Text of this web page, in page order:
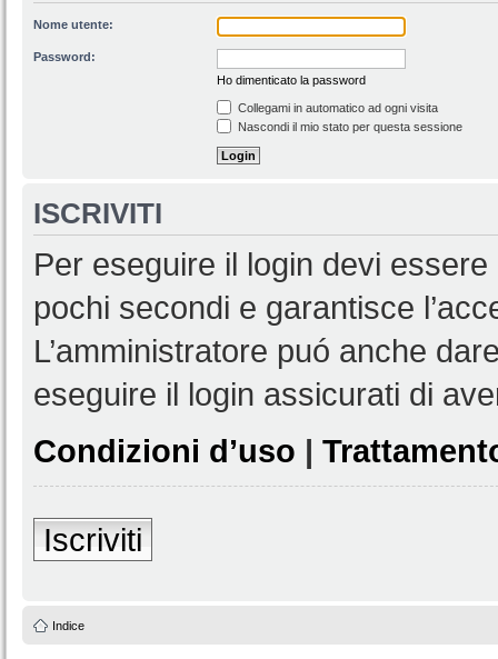
Nome utente:
Password:
Ho dimenticato la password
Collegami in automatico ad ogni visita
Nascondi il mio stato per questa sessione
ISCRIVITI
Per eseguire il login devi
pochi secondi e garantisce
L’amministratore puó anche
eseguire il login assicurati di
Condizioni d’uso |
Iscriviti
Indice